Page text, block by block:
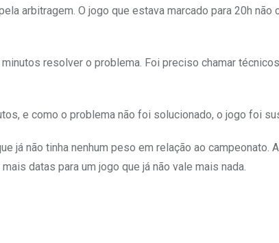
arbitragem. O jogo que estava marcado para 20h não
resolver o problema. Foi preciso chamar
e como o problema não foi solucionado, o jogo foi
já não tinha nenhum peso em relação ao campeonato.
datas para um jogo que já não vale mais nada.